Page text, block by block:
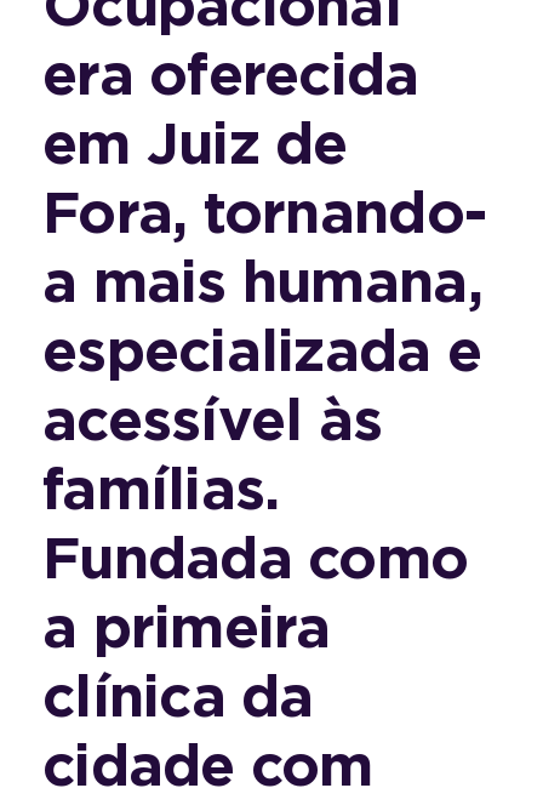
era oferecida
em Juiz de
Fora, tornando-
a mais humana,
especializada e
acessível às
famílias.
Fundada como
a primeira
clínica da
cidade com